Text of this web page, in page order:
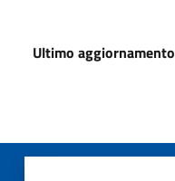
Ultimo aggiornamento